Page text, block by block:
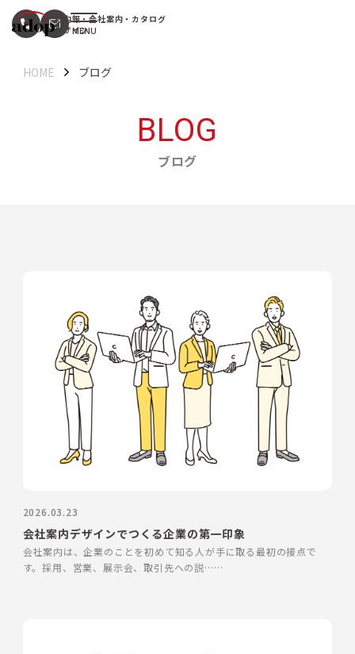
社内報・会社案内・カタログ
デザイン
HOME ブログ
BLOG
ブログ
2026.03.23
会社案内デザインでつくる企業の第一印象
会社案内は、企業のことを初めて知る人が手に取る最初の接点で
す。採用、営業、展示会、取引先への説……